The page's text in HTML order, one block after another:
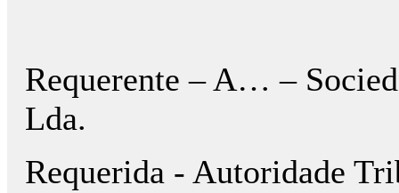
Requerente – A… –
Lda.
Requerida - Autoridade